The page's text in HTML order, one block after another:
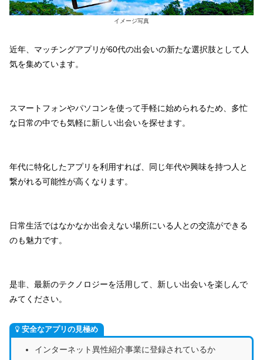
イメージ写真
近年、マッチングアプリが60代の出会いの新たな選択肢として人
気を集めています。
スマートフォンやパソコンを使って手軽に始められるため、多忙
な日常の中でも気軽に新しい出会いを探せます。
年代に特化したアプリを利用すれば、同じ年代や興味を持つ人と
繋がれる可能性が高くなります。
日常生活ではなかなか出会えない場所にいる人との交流ができる
のも魅力です。
是非、最新のテクノロジーを活用して、新しい出会いを楽しんで
みてください。
安全なアプリの見極め
インターネット異性紹介事業に登録されているか